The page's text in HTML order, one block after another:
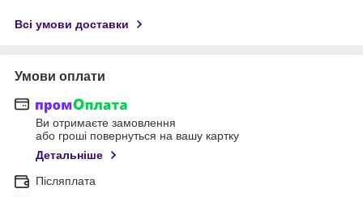
Всі умови доставки
Умови оплати
Ви отримаєте замовлення
або гроші повернуться на вашу картку
Детальніше
Післяплата